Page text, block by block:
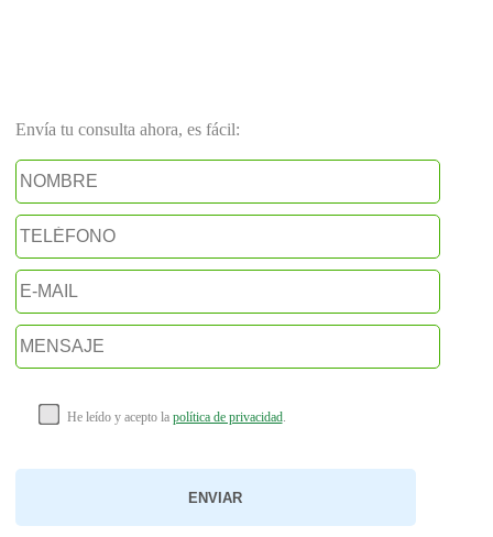
Envía tu consulta ahora, es fácil:
He leído y acepto la política de privacidad.